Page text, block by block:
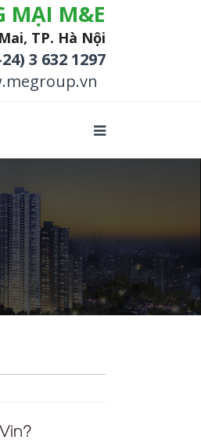
MẠI M&E
TP. Hà Nội
3 632 1297